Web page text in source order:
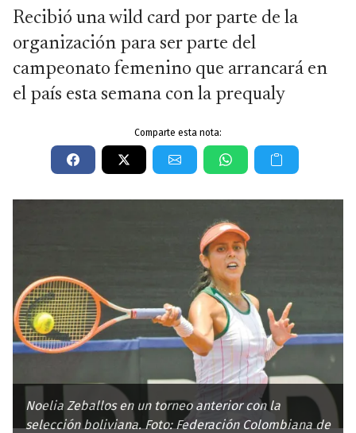
Recibió una wild card por parte de la
organización para ser parte del
campeonato femenino que arrancará en
el país esta semana con la prequaly
Comparte esta nota:
Noelia Zeballos en un torneo anterior con la
selección boliviana. Foto: Federación Colombiana de